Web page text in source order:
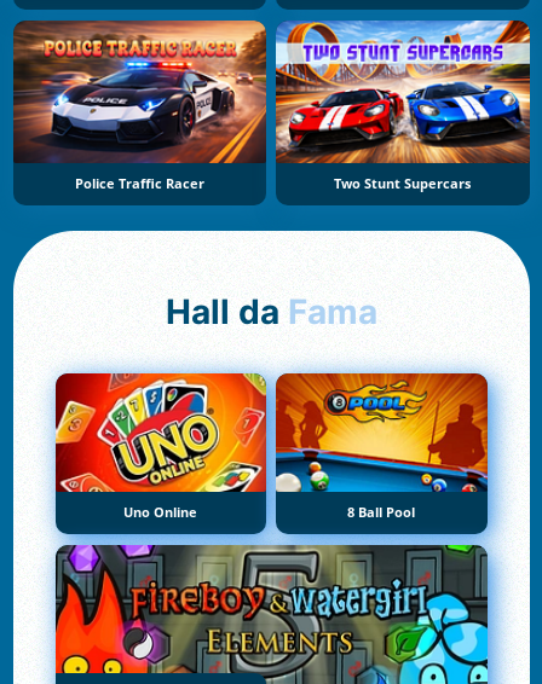
Police Traffic Racer Two Stunt Supercars
Hall da Fama
Uno Online 8 Ball Pool